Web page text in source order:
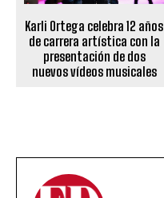
Karli Ortega celebra 12 años
de carrera artística con la
presentación de dos
nuevos vídeos musicales